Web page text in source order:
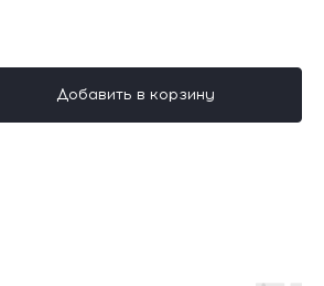
Добавить в корзину